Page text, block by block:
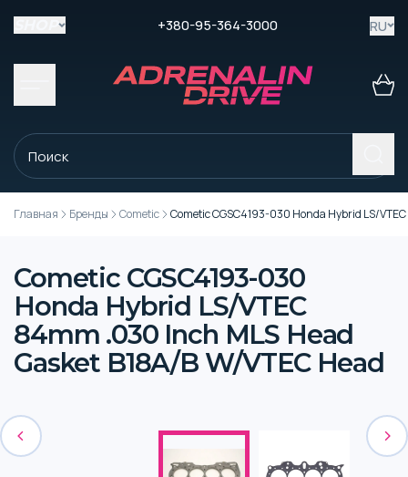
+380-95-364-3000 RU
Главная Бренды Cometic Cometic CGSC4193-030 Honda Hybrid LS/
Cometic CGSC4193-030
Honda Hybrid LS/VTEC
84mm .030 Inch MLS Head
Gasket B18A/B W/VTEC Head